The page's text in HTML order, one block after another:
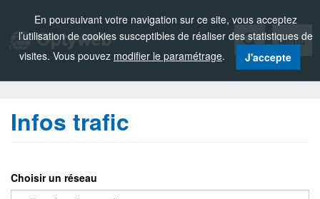
En poursuivant votre navigation sur ce site, vous acceptez
l’utilisation de cookies susceptibles de réaliser des statistiques de
visites. Vous pouvez modifier le paramétrage. J'accepte
Menu
Infos trafic
Choisir un réseau